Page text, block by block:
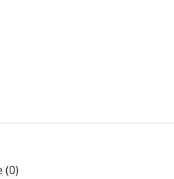
(0)